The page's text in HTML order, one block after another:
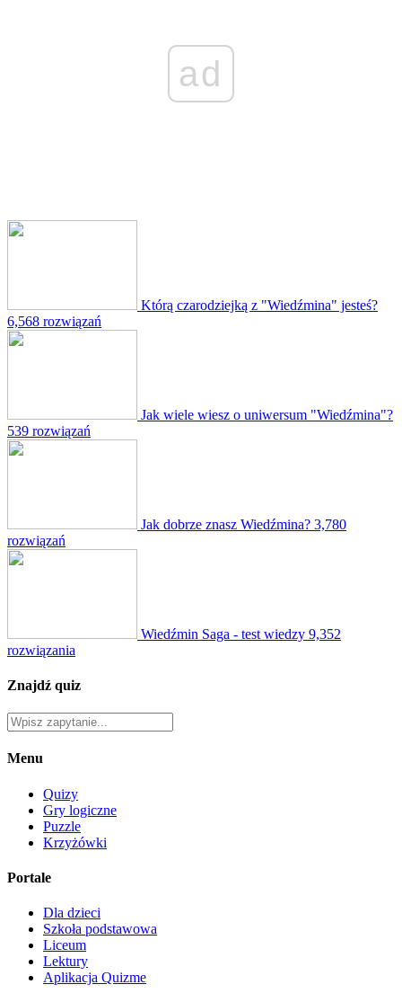
ad
Którą czarodziejką z "Wiedźmina" jesteś?
6,568 rozwiązań
Jak wiele wiesz o uniwersum "Wiedźmina"?
539 rozwiązań
Jak dobrze znasz Wiedźmina? 3,780
rozwiązań
Wiedźmin Saga - test wiedzy 9,352
rozwiązania
Znajdź quiz
Menu
Quizy
Gry logiczne
Puzzle
Krzyżówki
Portale
Dla dzieci
Szkoła podstawowa
Liceum
Lektury
Aplikacja Quizme